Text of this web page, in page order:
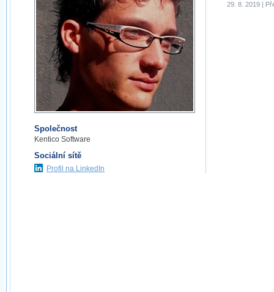
Společnost
Kentico Software
Sociální sítě
Profil na LinkedIn
29. 8. 2019 |